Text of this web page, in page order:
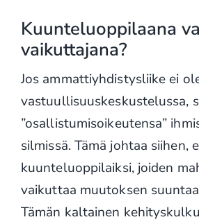
Kuunteluoppilaana
vaikuttajana?
Jos ammattiyhdistysliike ei
vastuullisuuskeskustelussa,
”osallistumisoikeutensa”
silmissä. Tämä johtaa siihen,
kuunteluoppilaiksi, joiden
vaikuttaa muutoksen
Tämän kaltainen